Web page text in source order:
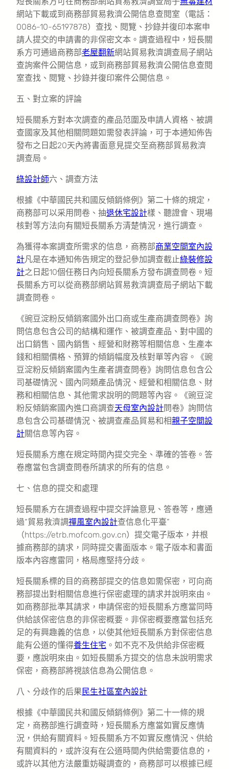
網站下載或到商務部貿易救濟公開信息查閱室（電話：
0086-10-65197878）查找、閱覽、抄錄并復印本案申
請人提交的申請書的非保密文本。調查過程中，短長關
系方可通過商務部老屋翻新網站貿易救濟調查局子網站
查詢案件公開信息，或到商務部貿易救濟公開信息查閱
室查找、閱覽、抄錄并復印案件公開信息。
五、對立案的評論
短長關系方對本次調查的產品范圍及申請人資格、被調
查國家及其他相關問題如需發表評論，可于本通知佈告
發布之日起20天內將書面意見提交至商務部貿易救濟
調查局。
綠設計師六、調查方法
根據《中華國民共和國反傾銷條例》第二十條的規定，
商務部可以采用問卷、抽退休宅設計樣、聽證會、現場
核對等方法向有關短長關系方清楚情況，進行調查。
為獲得本案調查所需求的信息，商務部商業空間室內設
計凡是在本通知佈告規定的登記參加調查截止綠裝修設
計之日起10個任務日內向短長關系方發布調查問卷。短
長關系方可以從商務部網站貿易救濟調查局子網站下載
調查問卷。
《豌豆淀粉反傾銷案國外出口商或生產商調查問卷》詢
問信息包含公司的結構和運作、被調查產品、對中國的
出口銷售、國內銷售、經營和財務等相關信息、生產本
錢和相關價格、預算的傾銷幅度及核對單等內容。《豌
豆淀粉反傾銷案國內生產者調查問卷》詢問信息包含公
司基礎情況、國內同類產品情況、經營和相關信息、財
務和相關信息、其他需求說明的問題等內容。《豌豆淀
粉反傾銷案國內進口商調查天母室內設計問卷》詢問信
息包含公司基礎情況、被調查產品貿易和相親子空間設
計關信息等內容。
短長關系方應在規定時間內提交完全、準確的答卷。答
卷應當包含調查問卷所請求的所有的信息。
七、信息的提交和處理
短長關系方在調查過程中提交評論意見、答卷等，應通
過“貿易救濟調禪風室內設計查信息化平臺”
（https://etrb.mofcom.gov.cn）提交電子版本，并根
據商務部的請求，同時提交書面版本。電子版本和書面
版本內容應雷同，格局應堅持分歧。
短長關系標的目的商務部提交的信息如需保密，可向商
務部提出對相關信息進行保密處理的請求并說明來由。
如商務部批準其請求，申請保密的短長關系方應當同時
供給該保密信息的非保密概要。非保密概要應當包括充
足的有興趣義的信息，以使其他短長關系方對保密信息
能有公道的懂得養生住宅 。如不克不及供給非保密概
要，應說明來由。如短長關系方提交的信息未說明需求
保密，商務部將視該信息為公開信息。
八、分歧作的后果 民生社區室內設計
根據《中華國民共和國反傾銷條例》第二十一條的規
定，商務部進行調查時，短長關系方應當如實反應情
況，供給有關資料。短長關系方不如實反應情況、供給
有關資料的，或許沒有在公道時間內供給需要信息的，
或許以其他方法嚴重妨礙調查的，商務部可以根據已經